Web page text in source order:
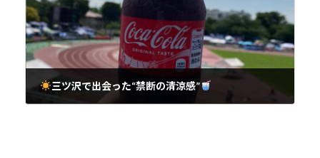
三ツ沢で出会った“禁断の清涼感”